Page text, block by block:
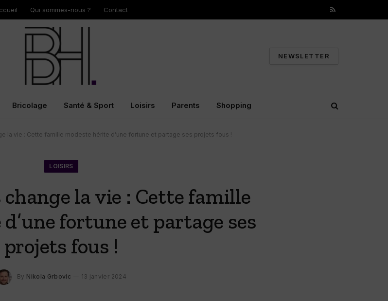
Qui sommes-nous ? Contact
RSS
NEWSLETTER
Bricolage Santé & Sport Loisirs Parents Shopping
la vie : Cette famille modeste hérite d’une fortune et partage ses projets fous !
LOISIRS
la vie : Cette famille
fortune et partage ses
projets fous !
By Nikola Grbovic 13 janvier 2024